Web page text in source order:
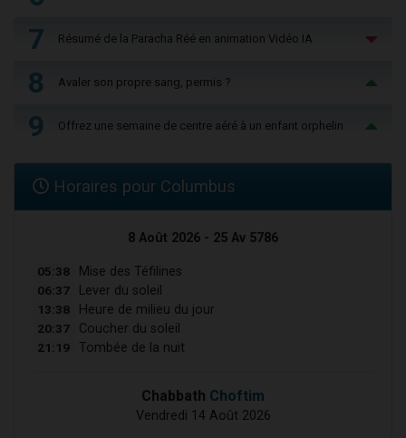
7 Résumé de la Paracha Réé en animation Vidéo IA
8 Avaler son propre sang, permis ?
9 Offrez une semaine de centre aéré à un enfant orphelin
Horaires pour Columbus
8 Août 2026 - 25 Av 5786
05:38 Mise des Téfilines
06:37 Lever du soleil
13:38 Heure de milieu du jour
20:37 Coucher du soleil
21:19 Tombée de la nuit
Chabbath Choftim
Vendredi 14 Août 2026